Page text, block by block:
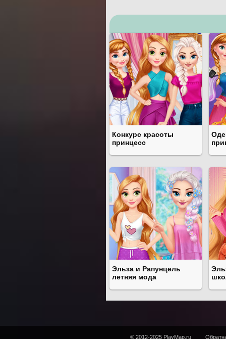
Конкурс красоты
принцесс
Эльза и Рапунцель
летняя мода
© 2012-2025 PlayMap.ru